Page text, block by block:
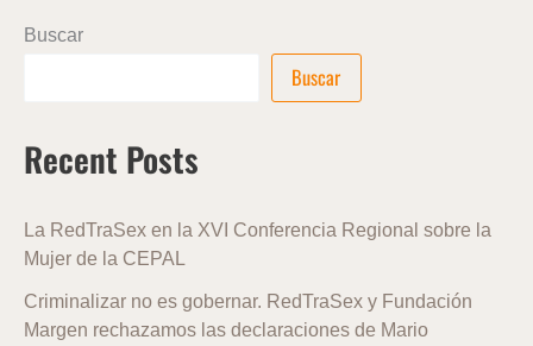
Buscar
Buscar
Recent Posts
La RedTraSex en la XVI Conferencia Regional sobre la
Mujer de la CEPAL
Criminalizar no es gobernar. RedTraSex y Fundación
Margen rechazamos las declaraciones de Mario